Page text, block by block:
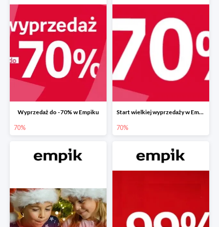
Wyprzedaż do -70% w Empiku
70%
Start wielkiej wyprzedaży w Empiku do -70%
70%